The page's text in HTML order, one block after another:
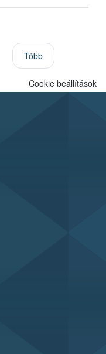
Több
Cookie beállítások